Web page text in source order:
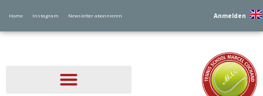
Home Instagram Newsletter abonnieren Anmelden